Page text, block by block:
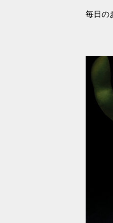
毎日の